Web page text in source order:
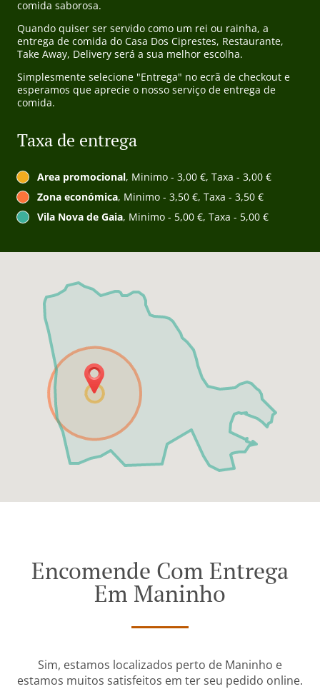
comida saborosa.
Quando quiser ser servido como um rei ou rainha, a
entrega de comida do Casa Dos Ciprestes, Restaurante,
Take Away, Delivery será a sua melhor escolha.
Simplesmente selecione "Entrega" no ecrã de checkout e
esperamos que aprecie o nosso serviço de entrega de
comida.
Taxa de entrega
Area promocional, Minimo - 3,00 €, Taxa - 3,00 €
Zona económica, Minimo - 3,50 €, Taxa - 3,50 €
Vila Nova de Gaia, Minimo - 5,00 €, Taxa - 5,00 €
Encomende Com Entrega
Em Maninho
Sim, estamos localizados perto de Maninho e
estamos muitos satisfeitos em ter seu pedido online.